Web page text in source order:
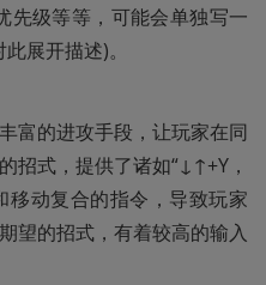
先级等等，可能会单独写一
展开描述)。
富的进攻手段，让玩家在同
招式，提供了诸如“↓↑+Y，
移动复合的指令，导致玩家
望的招式，有着较高的输入